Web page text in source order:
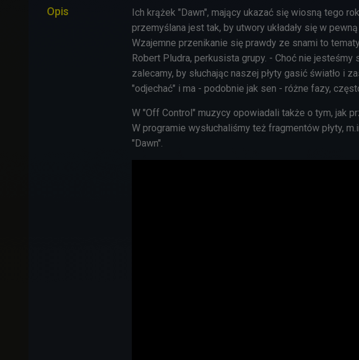
Opis
Ich krążek "Dawn", mający ukazać się wiosną tego
przemyślana jest tak, by utwory układały się w
Wzajemne przenikanie się prawdy ze snami to
Robert Pludra, perkusista grupy. - Choć nie
zalecamy, by słuchając naszej płyty gasić światło i
"odjechać" i ma - podobnie jak sen - różne fazy,
W "Off Control" muzycy opowiadali także o tym, jak
W programie wysłuchaliśmy też fragmentów płyty,
"Dawn".